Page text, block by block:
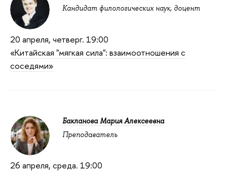
Кандидат филологических наук, доцент
20 апреля, четверг. 19:00
«Китайская "мягкая сила": взаимоотношения с
соседями»
Бакланова Мария Алексеевна
Преподаватель
26 апреля, среда. 19:00